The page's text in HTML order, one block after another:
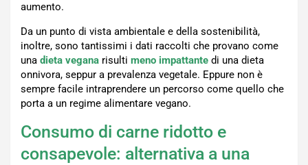
aumento.
Da un punto di vista ambientale e della sostenibilità,
inoltre, sono tantissimi i dati raccolti che provano come
una dieta vegana risulti meno impattante di una dieta
onnivora, seppur a prevalenza vegetale. Eppure non è
sempre facile intraprendere un percorso come quello che
porta a un regime alimentare vegano.
Consumo di carne ridotto e
consapevole: alternativa a una